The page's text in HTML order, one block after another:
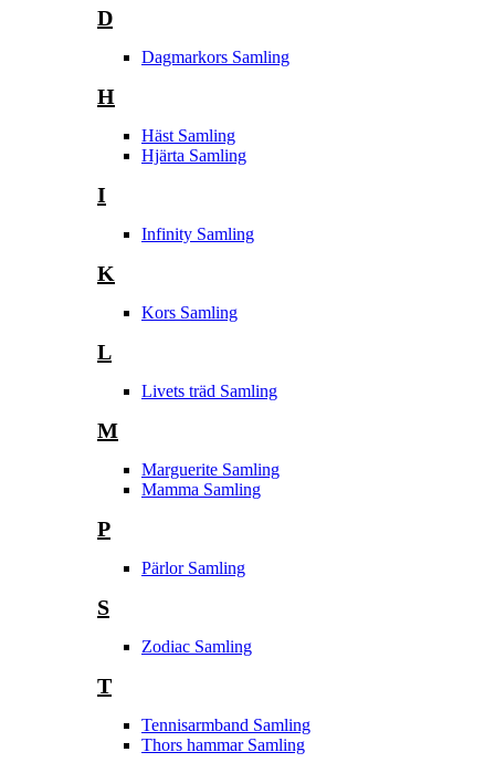
D
Dagmarkors Samling
H
Häst Samling
Hjärta Samling
I
Infinity Samling
K
Kors Samling
L
Livets träd Samling
M
Marguerite Samling
Mamma Samling
P
Pärlor Samling
S
Zodiac Samling
T
Tennisarmband Samling
Thors hammar Samling